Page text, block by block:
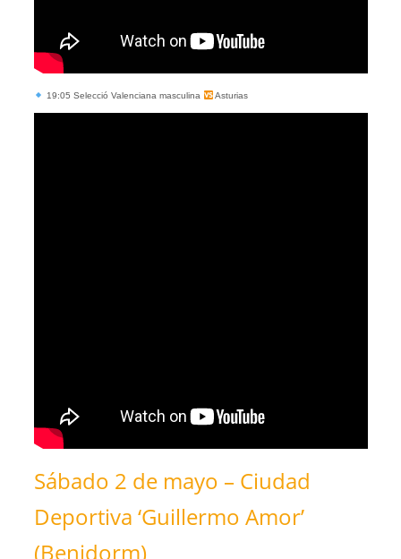
19:05 Selecció Valenciana masculina Asturias
Sábado 2 de mayo – Ciudad
Deportiva ‘Guillermo Amor’
(Benidorm)